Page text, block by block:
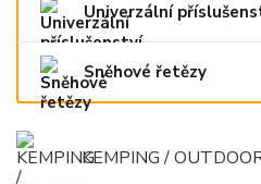
Univerzální
Sněhové řetězy
KEMPING /